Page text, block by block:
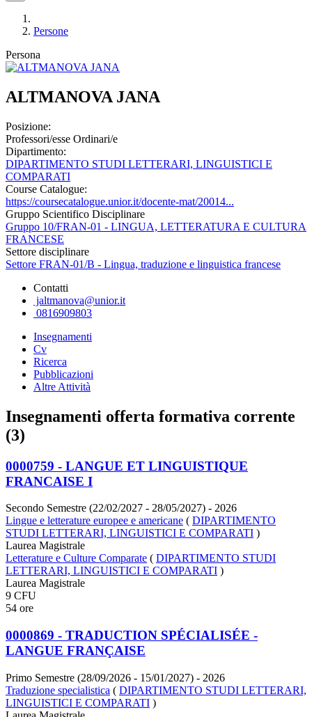
Persone
Persona
ALTMANOVA JANA
Posizione:
Professori/esse Ordinari/e
Dipartimento:
DIPARTIMENTO STUDI LETTERARI, LINGUISTICI E
COMPARATI
Course Catalogue:
https://coursecatalogue.unior.it/docente-mat/20014...
Gruppo Scientifico Disciplinare
Gruppo 10/FRAN-01 - LINGUA, LETTERATURA E CULTURA
FRANCESE
Settore disciplinare
Settore FRAN-01/B - Lingua, traduzione e linguistica francese
Contatti
jaltmanova@unior.it
0816909803
Insegnamenti
Cv
Ricerca
Pubblicazioni
Altre Attività
Insegnamenti offerta formativa corrente
(3)
0000759 - LANGUE ET LINGUISTIQUE
FRANCAISE I
Secondo Semestre (22/02/2027 - 28/05/2027) - 2026
Lingue e letterature europee e americane ( DIPARTIMENTO
STUDI LETTERARI, LINGUISTICI E COMPARATI )
Laurea Magistrale
Letterature e Culture Comparate ( DIPARTIMENTO STUDI
LETTERARI, LINGUISTICI E COMPARATI )
Laurea Magistrale
9 CFU
54 ore
0000869 - TRADUCTION SPÉCIALISÉE -
LANGUE FRANÇAISE
Primo Semestre (28/09/2026 - 15/01/2027) - 2026
Traduzione specialistica ( DIPARTIMENTO STUDI LETTERARI,
LINGUISTICI E COMPARATI )